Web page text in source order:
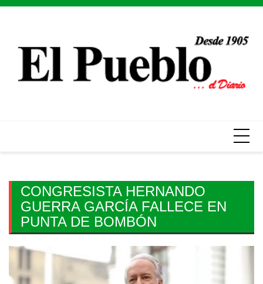
Skip
CONGRESISTA HERNANDO
GUERRA GARCÍA FALLECE EN
PUNTA DE BOMBÓN